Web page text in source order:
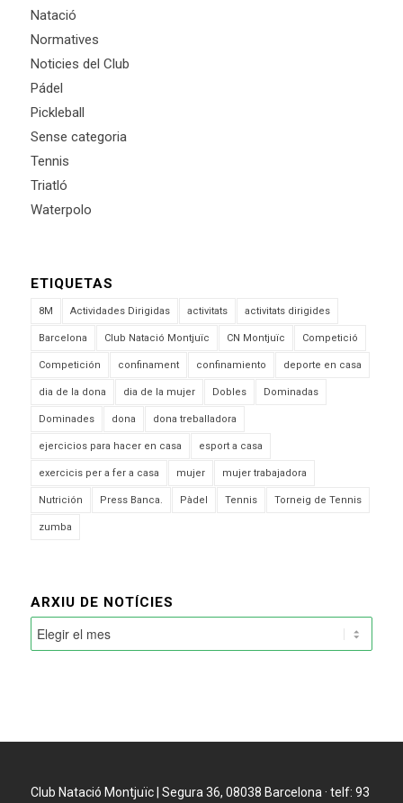
Natació
Normatives
Noticies del Club
Pádel
Pickleball
Sense categoria
Tennis
Triatló
Waterpolo
ETIQUETAS
8M Actividades Dirigidas activitats activitats dirigides
Barcelona Club Natació Montjuïc CN Montjuïc Competició
Competición confinament confinamiento deporte en casa
dia de la dona dia de la mujer Dobles Dominadas
Dominades dona dona treballadora
ejercicios para hacer en casa esport a casa
exercicis per a fer a casa mujer mujer trabajadora
Nutrición Press Banca. Pàdel Tennis Torneig de Tennis
zumba
ARXIU DE NOTÍCIES
Club Natació Montjuïc | Segura 36, 08038 Barcelona · telf: 93